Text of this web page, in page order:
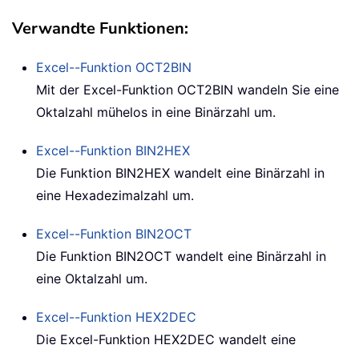
Verwandte Funktionen:
Excel--Funktion OCT2BIN
Mit der Excel-Funktion OCT2BIN wandeln Sie eine
Oktalzahl mühelos in eine Binärzahl um.
Excel--Funktion BIN2HEX
Die Funktion BIN2HEX wandelt eine Binärzahl in
eine Hexadezimalzahl um.
Excel--Funktion BIN2OCT
Die Funktion BIN2OCT wandelt eine Binärzahl in
eine Oktalzahl um.
Excel--Funktion HEX2DEC
Die Excel-Funktion HEX2DEC wandelt eine